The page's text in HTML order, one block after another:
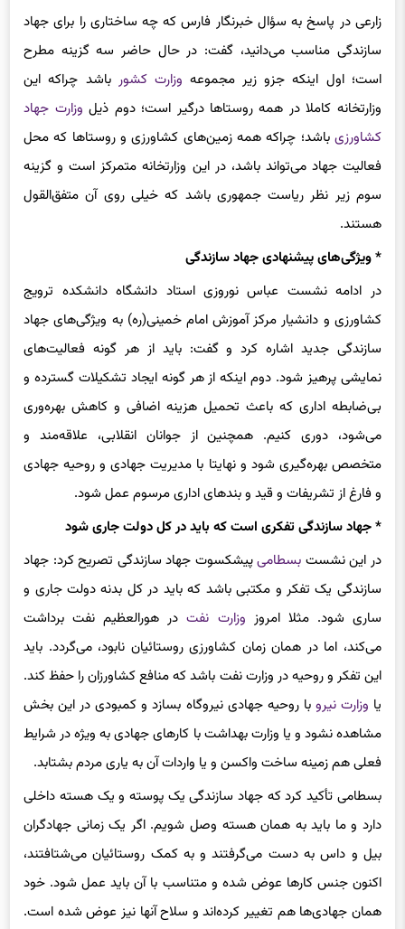
زارعی در پاسخ به سؤال خبرنگار فارس که چه ساختاری را برای جهاد
سازندگی مناسب می‌دانید، گفت: در حال حاضر سه گزینه مطرح
است؛ اول اینکه جزو زیر مجموعه وزارت کشور باشد چراکه این
وزارتخانه کاملا در همه روستاها درگیر است؛ دوم ذیل وزارت جهاد
کشاورزی باشد؛ چراکه همه زمین‌های کشاورزی و روستاها که محل
فعالیت جهاد می‌تواند باشد، در این وزارتخانه متمرکز است و گزینه
سوم زیر نظر ریاست جمهوری باشد که خیلی روی آن متفق‌القول
هستند.
* ویژگی‌های پیشنهادی جهاد سازندگی
در ادامه نشست عباس نوروزی استاد دانشگاه دانشکده ترویج
کشاورزی و دانشیار مرکز آموزش امام خمینی(ره) به ویژگی‌های جهاد
سازندگی جدید اشاره کرد و گفت: باید از هر گونه فعالیت‌های
نمایشی پرهیز شود. دوم اینکه از هر گونه ایجاد تشکیلات گسترده و
بی‌ضابطه اداری که باعث تحمیل هزینه اضافی و کاهش بهره‌وری
می‌شود، دوری کنیم. همچنین از جوانان انقلابی، علاقه‌مند و
متخصص بهره‌گیری شود و نهایتا با مدیریت جهادی و روحیه جهادی
و فارغ از تشریفات و قید و بندهای اداری مرسوم عمل شود.
* جهاد سازندگی تفکری است که باید در کل دولت جاری شود
در این نشست بسطامیپیشکسوت جهاد سازندگی تصریح کرد: جهاد
سازندگی یک تفکر و مکتبی باشد که باید در کل بدنه دولت جاری و
ساری شود. مثلا امروز وزارت نفتدر هورالعظیمنفت برداشت
می‌کند، اما در همان زمان کشاورزی روستائیان نابود، می‌گردد. باید
این تفکر و روحیه در وزارت نفت باشد که منافع کشاورزان را حفظ کند.
یا وزارت نیرو با روحیه جهادی نیروگاه بسازد و کمبودی در این بخش
مشاهده نشود و یا وزارت بهداشت با کارهای جهادی به ویژه در شرایط
فعلی هم زمینه ساخت واکسن و یا واردات آن به یاری مردم بشتابد.
بسطامی تأکید کرد که جهاد سازندگی یک پوسته و یک هسته داخلی
دارد و ما باید به همان هسته وصل شویم. اگر یک زمانی جهادگران
بیل و داس به دست می‌گرفتند و به کمک روستائیان می‌شتافتند،
اکنون جنس کارها عوض شده و متناسب با آن باید عمل شود. خود
همان جهادی‌ها هم تغییر کرده‌اند و سلاح آنها نیز عوض شده است.